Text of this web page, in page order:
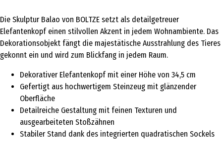
Die Skulptur Balao von BOLTZE setzt als detailgetreuer
Elefantenkopf einen stilvollen Akzent in jedem Wohnambiente. Das
Dekorationsobjekt fängt die majestätische Ausstrahlung des Tieres
gekonnt ein und wird zum Blickfang in jedem Raum.
Dekorativer Elefantenkopf mit einer Höhe von 34,5 cm
Gefertigt aus hochwertigem Steinzeug mit glänzender
Oberfläche
Detailreiche Gestaltung mit feinen Texturen und
ausgearbeiteten Stoßzähnen
Stabiler Stand dank des integrierten quadratischen Sockels